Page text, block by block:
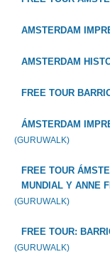
AMSTERDAM
AMSTERDAM
FREE TOUR
ÁMSTERDAM
(GURUWALK)
FREE TOUR
MUNDIAL Y ANNE
(GURUWALK)
FREE TOUR:
(GURUWALK)